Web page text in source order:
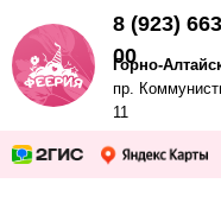
Горно-
пр.
11
8 (923)
00